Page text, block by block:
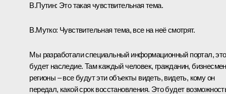
В.Путин: Это такая чувствительная тема.
В.Мутко: Чувствительная тема, все на неё смотрят.
Мы разработали специальный информационный портал, это
будет наследие. Там каждый человек, гражданин,
регионы – все будут эти объекты видеть, видеть, кому он
передал, какой срок восстановления. Это будет